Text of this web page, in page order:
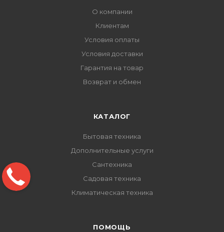
О компании
Клиентам
Условия оплаты
Условия доставки
Гарантия на товар
Возврат и обмен
КАТАЛОГ
Бытовая техника
Дополнительные услуги
Сантехника
Садовая техника
Климатическая техника
ПОМОЩЬ